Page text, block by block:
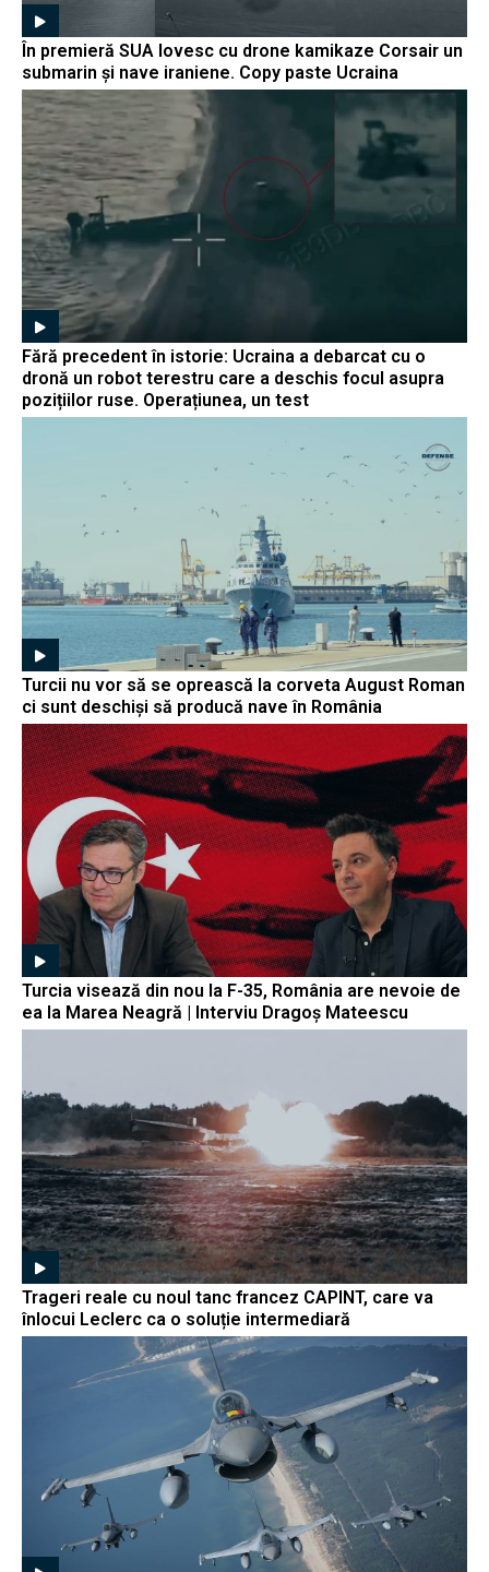
În premieră SUA lovesc cu drone kamikaze Corsair un
submarin și nave iraniene. Copy paste Ucraina
Fără precedent în istorie: Ucraina a debarcat cu o
dronă un robot terestru care a deschis focul asupra
pozițiilor ruse. Operațiunea, un test
Turcii nu vor să se oprească la corveta August Roman
ci sunt deschiși să producă nave în România
Turcia visează din nou la F-35, România are nevoie de
ea la Marea Neagră | Interviu Dragoș Mateescu
Trageri reale cu noul tanc francez CAPINT, care va
înlocui Leclerc ca o soluție intermediară